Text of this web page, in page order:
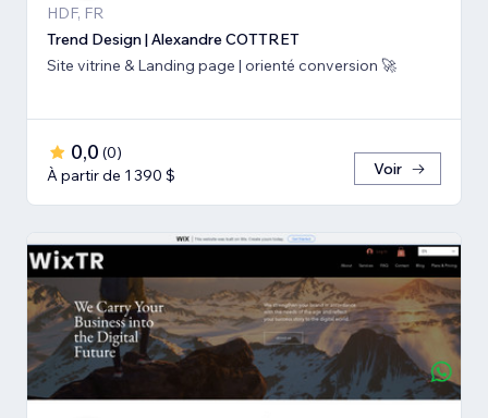
HDF, FR
Trend Design | Alexandre COTTRET
Site vitrine & Landing page | orienté conversion 🚀
0,0 (0)
À partir de 1 390 $
Voir